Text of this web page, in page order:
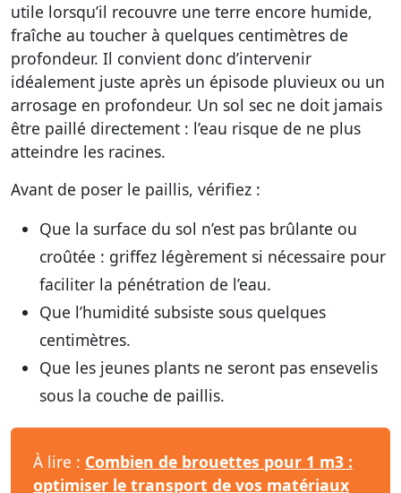
utile lorsqu’il recouvre une terre encore humide,
fraîche au toucher à quelques centimètres de
profondeur. Il convient donc d’intervenir
idéalement juste après un épisode pluvieux ou un
arrosage en profondeur. Un sol sec ne doit jamais
être paillé directement : l’eau risque de ne plus
atteindre les racines.
Avant de poser le paillis, vérifiez :
Que la surface du sol n’est pas brûlante ou
croûtée : griffez légèrement si nécessaire pour
faciliter la pénétration de l’eau.
Que l’humidité subsiste sous quelques
centimètres.
Que les jeunes plants ne seront pas ensevelis
sous la couche de paillis.
À lire : Combien de brouettes pour 1 m3 :
optimiser le transport de vos matériaux